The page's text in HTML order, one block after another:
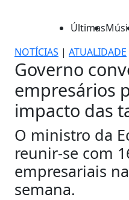
Últimas
NOTÍCIAS | ATUALIDADE
Governo
empresários
impacto das
O ministro da
reunir-se com
empresariais
semana.